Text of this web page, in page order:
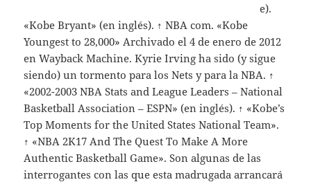
e).
«Kobe Bryant» (en inglés). ↑ NBA com. «Kobe
Youngest to 28,000» Archivado el 4 de enero de 2012
en Wayback Machine. Kyrie Irving ha sido (y sigue
siendo) un tormento para los Nets y para la NBA. ↑
«2002-2003 NBA Stats and League Leaders – National
Basketball Association – ESPN» (en inglés). ↑ «Kobe’s
Top Moments for the United States National Team».
↑ «NBA 2K17 And The Quest To Make A More
Authentic Basketball Game». Son algunas de las
interrogantes con las que esta madrugada arrancará